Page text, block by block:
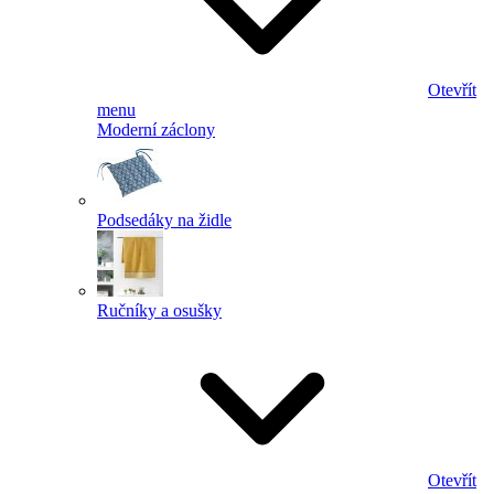
Otevřít
menu
Moderní záclony
Podsedáky na židle
Ručníky a osušky
Otevřít